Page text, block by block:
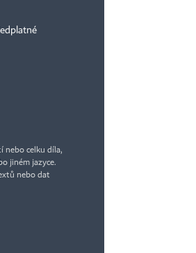
nebo celku díla,
jiném jazyce.
nebo dat